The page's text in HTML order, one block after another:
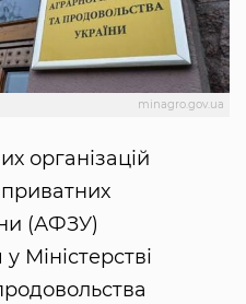
minagro.gov.ua
організацій
приватних
(АФЗУ)
Міністерстві